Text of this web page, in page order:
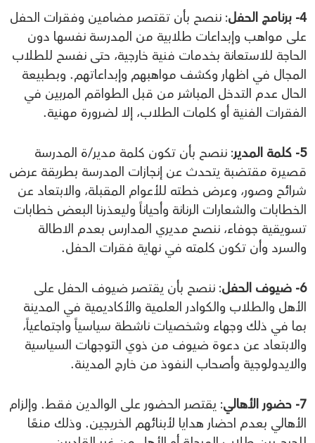
4- برنامج الحفل
: ننصح بأن تقتصر مضامين وفقرات الحفل
على مواهب وإبداعات طلابية من المدرسة نفسها دون
الحاجة للاستعانة بخدمات فنية خارجية، حتى نفسح للطلاب
المجال في اظهار وكشف مواهبهم وإبداعاتهم. وبطبيعة
الحال عدم التدخل المباشر من قبل الطواقم المربين في
الفقرات الفنية أو كلمات الطلاب، إلا لضرورة مهنية.
5- كلمة المدير
: ننصح بأن تكون كلمة مدير/ة المدرسة
قصيرة مقتضبة يتحدث عن إنجازات المدرسة بطريقة عرض
شرائح وصور، وعرض خطته للأعوام المقبلة، والابتعاد عن
الخطابات والشعارات الرنانة وأحياناً وليعذرنا البعض خطابات
تسويقية جوفاء، ننصح مديري المدارس بعدم الاطالة
والسرد وأن تكون كلمته في نهاية فقرات الحفل.
6- ضيوف الحفل
: ننصح بأن يقتصر ضيوف الحفل على
الأهل والطلاب والكوادر العلمية والأكاديمية في المدينة
بما في ذلك وجهاء وشخصيات ناشطة سياسياً واجتماعياً،
والابتعاد عن دعوة ضيوف من ذوي التوجهات السياسية
والايدولوجية وأصحاب النفوذ من خارج المدينة.
7- حضور الأهالي
: يقتصر الحضور على الوالدين فقط. وإلزام
الأهالي بعدم احضار هدايا لأبنائهم الخريجين. وذلك منعًا